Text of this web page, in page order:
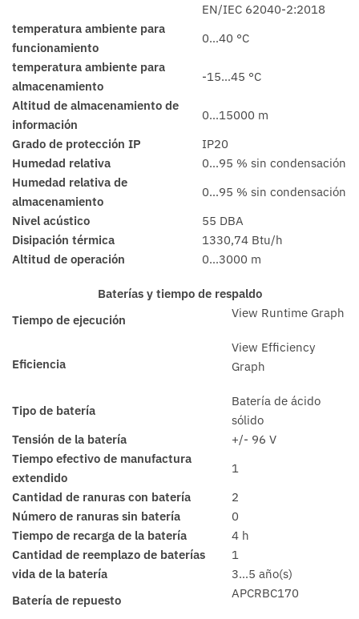
EN/IEC 62040-2:2018
temperatura ambiente para
funcionamiento
0…40 °C
temperatura ambiente para
almacenamiento
-15…45 °C
Altitud de almacenamiento de
información
0…15000 m
Grado de protección IP
IP20
Humedad relativa
0…95 % sin condensación
Humedad relativa de
almacenamiento
0…95 % sin condensación
Nivel acústico
55 DBA
Disipación térmica
1330,74 Btu/h
Altitud de operación
0…3000 m
Baterías y tiempo de respaldo
Tiempo de ejecución
View Runtime Graph
Eficiencia
View Efficiency
Graph
Tipo de batería
Batería de ácido
sólido
Tensión de la batería
+/- 96 V
Tiempo efectivo de manufactura
extendido
1
Cantidad de ranuras con batería
2
Número de ranuras sin batería
0
Tiempo de recarga de la batería
4 h
Cantidad de reemplazo de baterías
1
vida de la batería
3…5 año(s)
Batería de repuesto
APCRBC170